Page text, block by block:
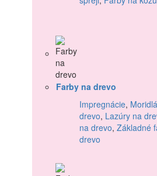
Farby na drevo
Impregnácie, Moridlá
drevo, Lazúry na
na drevo, Základné
drevo